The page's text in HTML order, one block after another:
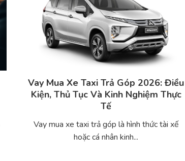
Vay Mua Xe Taxi Trả Góp 2026: Điều
Kiện, Thủ Tục Và Kinh Nghiệm Thực
Tế
Vay mua xe taxi trả góp là hình thức tài xế
hoặc cá nhân kinh...